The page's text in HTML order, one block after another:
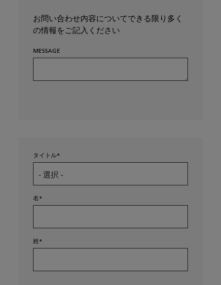
お問い合わせ内容についてできる限り多く
の情報をご記入ください
MESSAGE
タイトル
名
姓